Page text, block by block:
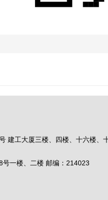
建工大厦三楼、四楼、十六楼、
一楼、二楼 邮编：214023